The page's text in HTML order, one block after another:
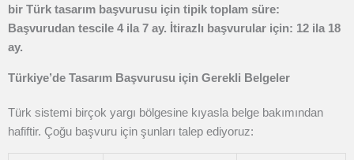
bir Türk tasarım başvurusu için tipik toplam süre:
Başvurudan tescile 4 ila 7 ay. İtirazlı başvurular için: 12 ila 18
ay.
Türkiye’de Tasarım Başvurusu için Gerekli Belgeler
Türk sistemi birçok yargı bölgesine kıyasla belge bakımından
hafiftir. Çoğu başvuru için şunları talep ediyoruz: